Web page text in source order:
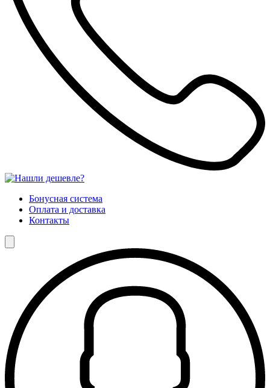
Бонусная система
Оплата и доставка
Контакты